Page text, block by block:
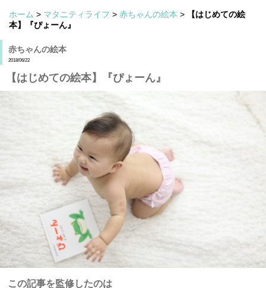
ホーム > マタニティライフ > 赤ちゃんの絵本 >
【はじめての絵
本】『ぴょーん』
赤ちゃんの絵本
2018/06/22
【はじめての絵本】『ぴょーん』
この記事を監修したのは